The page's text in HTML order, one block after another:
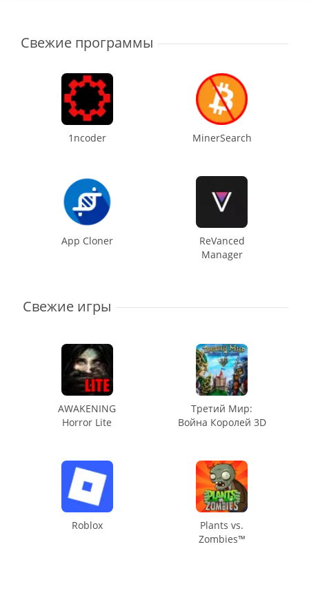
Свежие программы
1ncoder MinerSearch
App Cloner
ReVanced
Manager
Свежие игры
AWAKENING
Horror Lite
Третий Мир:
Война Королей 3D
Roblox
Plants vs.
Zombies™